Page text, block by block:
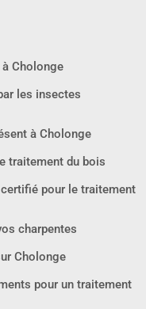
Cholonge
les insectes
à Cholonge
traitement du bois
pour le traitement
charpentes
Cholonge
pour un traitement